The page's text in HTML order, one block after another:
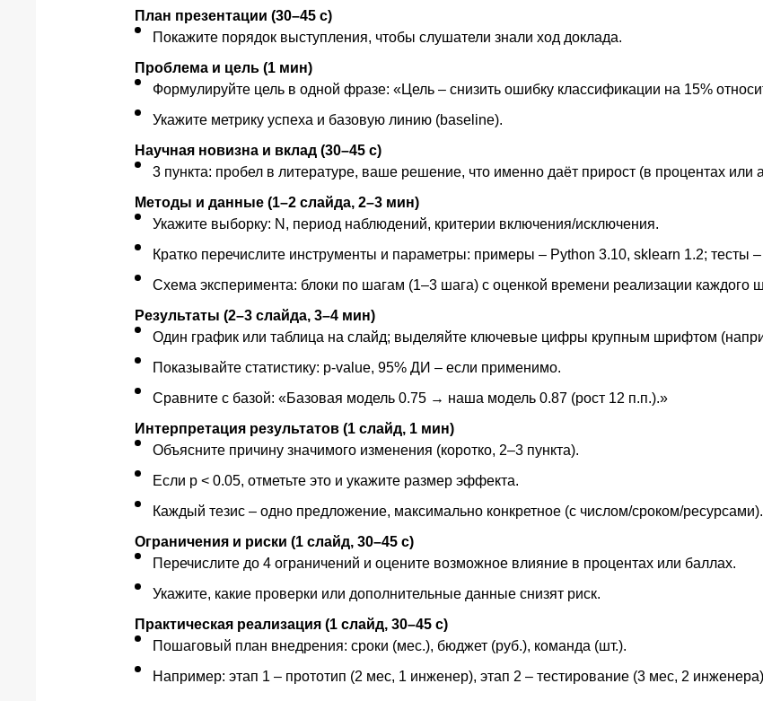
План презентации (30–45 с)
Покажите порядок выступления, чтобы слушатели знали ход доклада.
Проблема и цель (1 мин)
Формулируйте цель в одной фразе: «Цель – снизить ошибку классификации на 15%
Укажите метрику успеха и базовую линию (baseline).
Научная новизна и вклад (30–45 с)
3 пункта: пробел в литературе, ваше решение, что именно даёт прирост (в процентах или
Методы и данные (1–2 слайда, 2–3 мин)
Укажите выборку: N, период наблюдений, критерии включения/исключения.
Кратко перечислите инструменты и параметры: примеры – Python 3.10, sklearn 1.2; тесты –
Схема эксперимента: блоки по шагам (1–3 шага) с оценкой времени реализации каждого
Результаты (2–3 слайда, 3–4 мин)
Один график или таблица на слайд; выделяйте ключевые цифры крупным шрифтом
Показывайте статистику: p-value, 95% ДИ – если применимо.
Сравните с базой: «Базовая модель 0.75 → наша модель 0.87 (рост 12 п.п.).»
Интерпретация результатов (1 слайд, 1 мин)
Объясните причину значимого изменения (коротко, 2–3 пункта).
Если p < 0.05, отметьте это и укажите размер эффекта.
Каждый тезис – одно предложение, максимально конкретное (с числом/сроком/ресурсами).
Ограничения и риски (1 слайд, 30–45 с)
Перечислите до 4 ограничений и оцените возможное влияние в процентах или баллах.
Укажите, какие проверки или дополнительные данные снизят риск.
Практическая реализация (1 слайд, 30–45 с)
Пошаговый план внедрения: сроки (мес.), бюджет (руб.), команда (шт.).
Например: этап 1 – прототип (2 мес, 1 инженер), этап 2 – тестирование (3 мес, 2